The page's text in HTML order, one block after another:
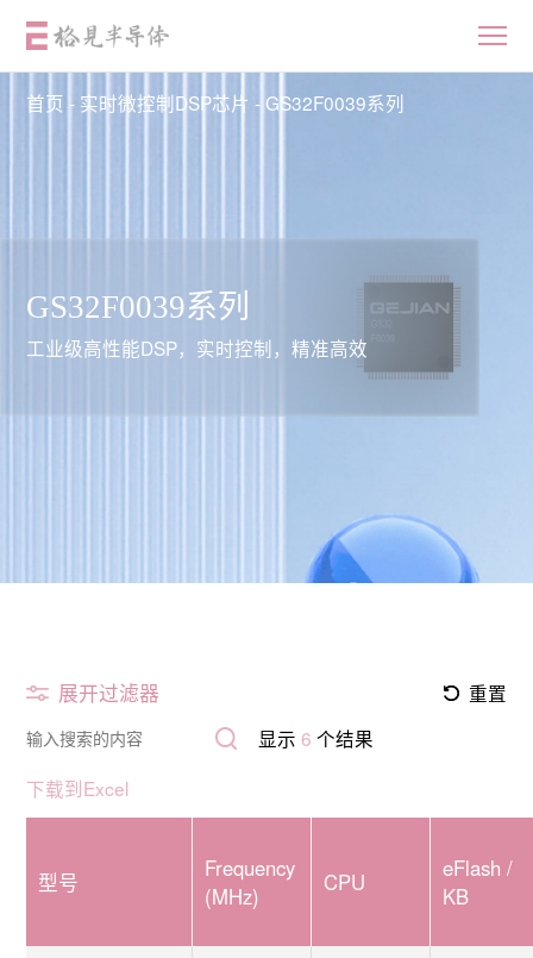
产品中心
应用
GS32F0039系列
工业级高性能DSP，实时控制，精准高效
首页 - 实时微控制DSP芯片 - GS32F0039系列
展开过滤器
重置
显示6 个结果
下载到Excel
型号
Frequency
(MHz)
CPU
eFlash /
KB